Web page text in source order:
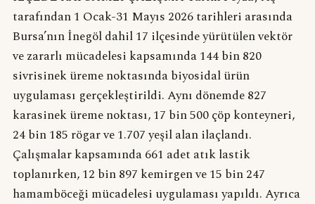
tarafından 1 Ocak-31 Mayıs 2026 tarihleri arasında
Bursa’nın İnegöl dahil 17 ilçesinde yürütülen vektör
ve zararlı mücadelesi kapsamında 144 bin 820
sivrisinek üreme noktasında biyosidal ürün
uygulaması gerçekleştirildi. Aynı dönemde 827
karasinek üreme noktası, 17 bin 500 çöp konteyneri,
24 bin 185 rögar ve 1.707 yeşil alan ilaçlandı.
Çalışmalar kapsamında 661 adet atık lastik
toplanırken, 12 bin 897 kemirgen ve 15 bin 247
hamamböceği mücadelesi uygulaması yapıldı. Ayrıca